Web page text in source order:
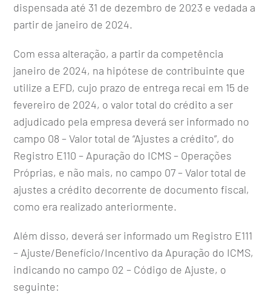
dispensada até 31 de dezembro de 2023 e vedada a
partir de janeiro de 2024.
Com essa alteração, a partir da competência
janeiro de 2024, na hipótese de contribuinte que
utilize a EFD, cujo prazo de entrega recai em 15 de
fevereiro de 2024, o valor total do crédito a ser
adjudicado pela empresa deverá ser informado no
campo 08 – Valor total de “Ajustes a crédito”, do
Registro E110 – Apuração do ICMS – Operações
Próprias, e não mais, no campo 07 – Valor total de
ajustes a crédito decorrente de documento fiscal,
como era realizado anteriormente.
Além disso, deverá ser informado um Registro E111
– Ajuste/Benefício/Incentivo da Apuração do ICMS,
indicando no campo 02 – Código de Ajuste, o
seguinte: